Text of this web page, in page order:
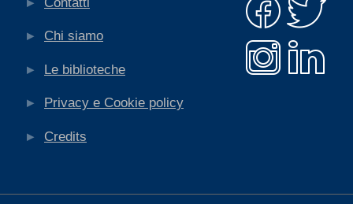
Chi siamo
Le biblioteche
Privacy e Cookie policy
Credits